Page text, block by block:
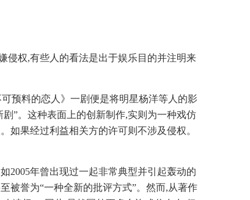
侵权,有些人的看法是出于娱乐目的并注明来
预料的恋人》一剧便是将明星杨洋等人的影
”。这种表面上的创新制作,实则为一种戏仿
如果经过利益相关方的许可则不涉及侵权。
2005年曾出现过一起非常典型并引起轰动的
被誉为“一种全新的批评方式”。然而,从著作